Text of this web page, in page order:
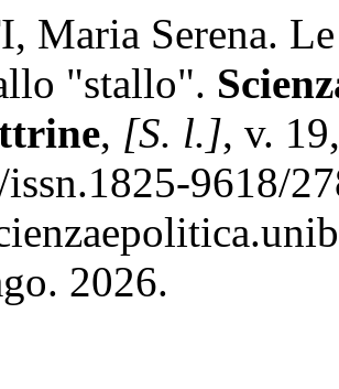
Maria Serena.
"stallo".
, [S. l.], v.
issn.1825-9618/
2026.